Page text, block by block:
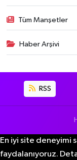
Tüm Manşetler
Haber Arşivi
RSS
En iyi site deneyimi
faydalanıyoruz.